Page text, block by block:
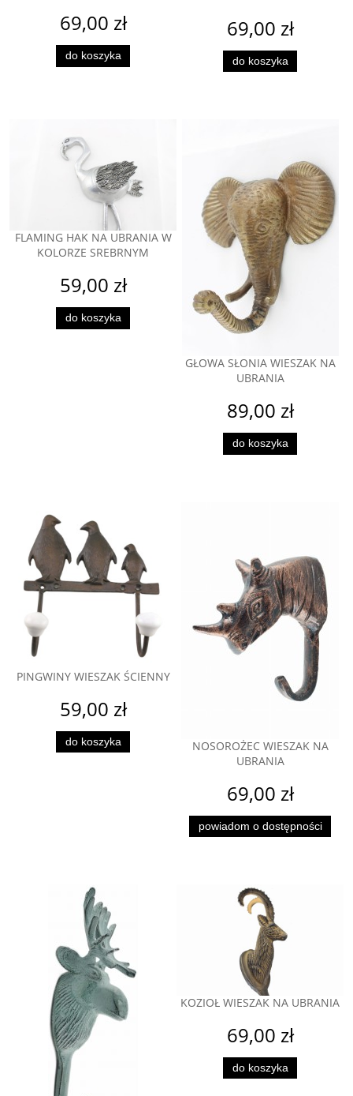
69,00 zł
do koszyka
69,00 zł
do koszyka
FLAMING HAK NA UBRANIA W
KOLORZE SREBRNYM
59,00 zł
do koszyka
GŁOWA SŁONIA WIESZAK NA
UBRANIA
89,00 zł
do koszyka
PINGWINY WIESZAK ŚCIENNY
59,00 zł
do koszyka
NOSOROŻEC WIESZAK NA
UBRANIA
69,00 zł
powiadom o dostępności
KOZIOŁ WIESZAK NA UBRANIA
69,00 zł
do koszyka